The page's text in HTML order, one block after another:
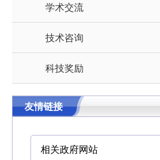
学术交流
技术咨询
科技奖励
友情链接
相关政府网站